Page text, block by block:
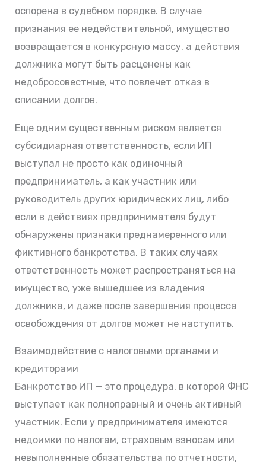
оспорена в судебном порядке. В случае
признания ее недействительной, имущество
возвращается в конкурсную массу, а действия
должника могут быть расценены как
недобросовестные, что повлечет отказ в
списании долгов.
Еще одним существенным риском является
субсидиарная ответственность, если ИП
выступал не просто как одиночный
предприниматель, а как участник или
руководитель других юридических лиц, либо
если в действиях предпринимателя будут
обнаружены признаки преднамеренного или
фиктивного банкротства. В таких случаях
ответственность может распространяться на
имущество, уже вышедшее из владения
должника, и даже после завершения процесса
освобождения от долгов может не наступить.
Взаимодействие с налоговыми органами и
кредиторами
Банкротство ИП — это процедура, в которой ФНС
выступает как полноправный и очень активный
участник. Если у предпринимателя имеются
недоимки по налогам, страховым взносам или
невыполненные обязательства по отчетности,